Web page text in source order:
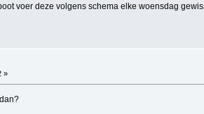
voer deze volgens schema elke woensdag
»